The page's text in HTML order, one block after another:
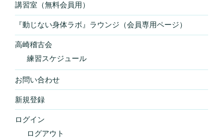
講習室（無料会員用）
『動じない身体ラボ』ラウンジ（会員専用ページ）
高崎稽古会
練習スケジュール
お問い合わせ
新規登録
ログイン
ログアウト